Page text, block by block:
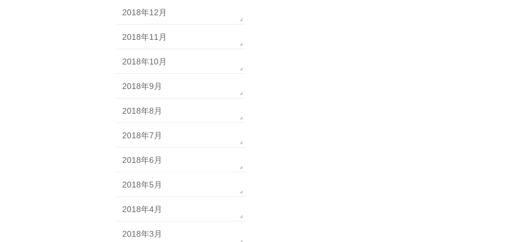
2018年12月
2018年11月
2018年10月
2018年9月
2018年8月
2018年7月
2018年6月
2018年5月
2018年4月
2018年3月